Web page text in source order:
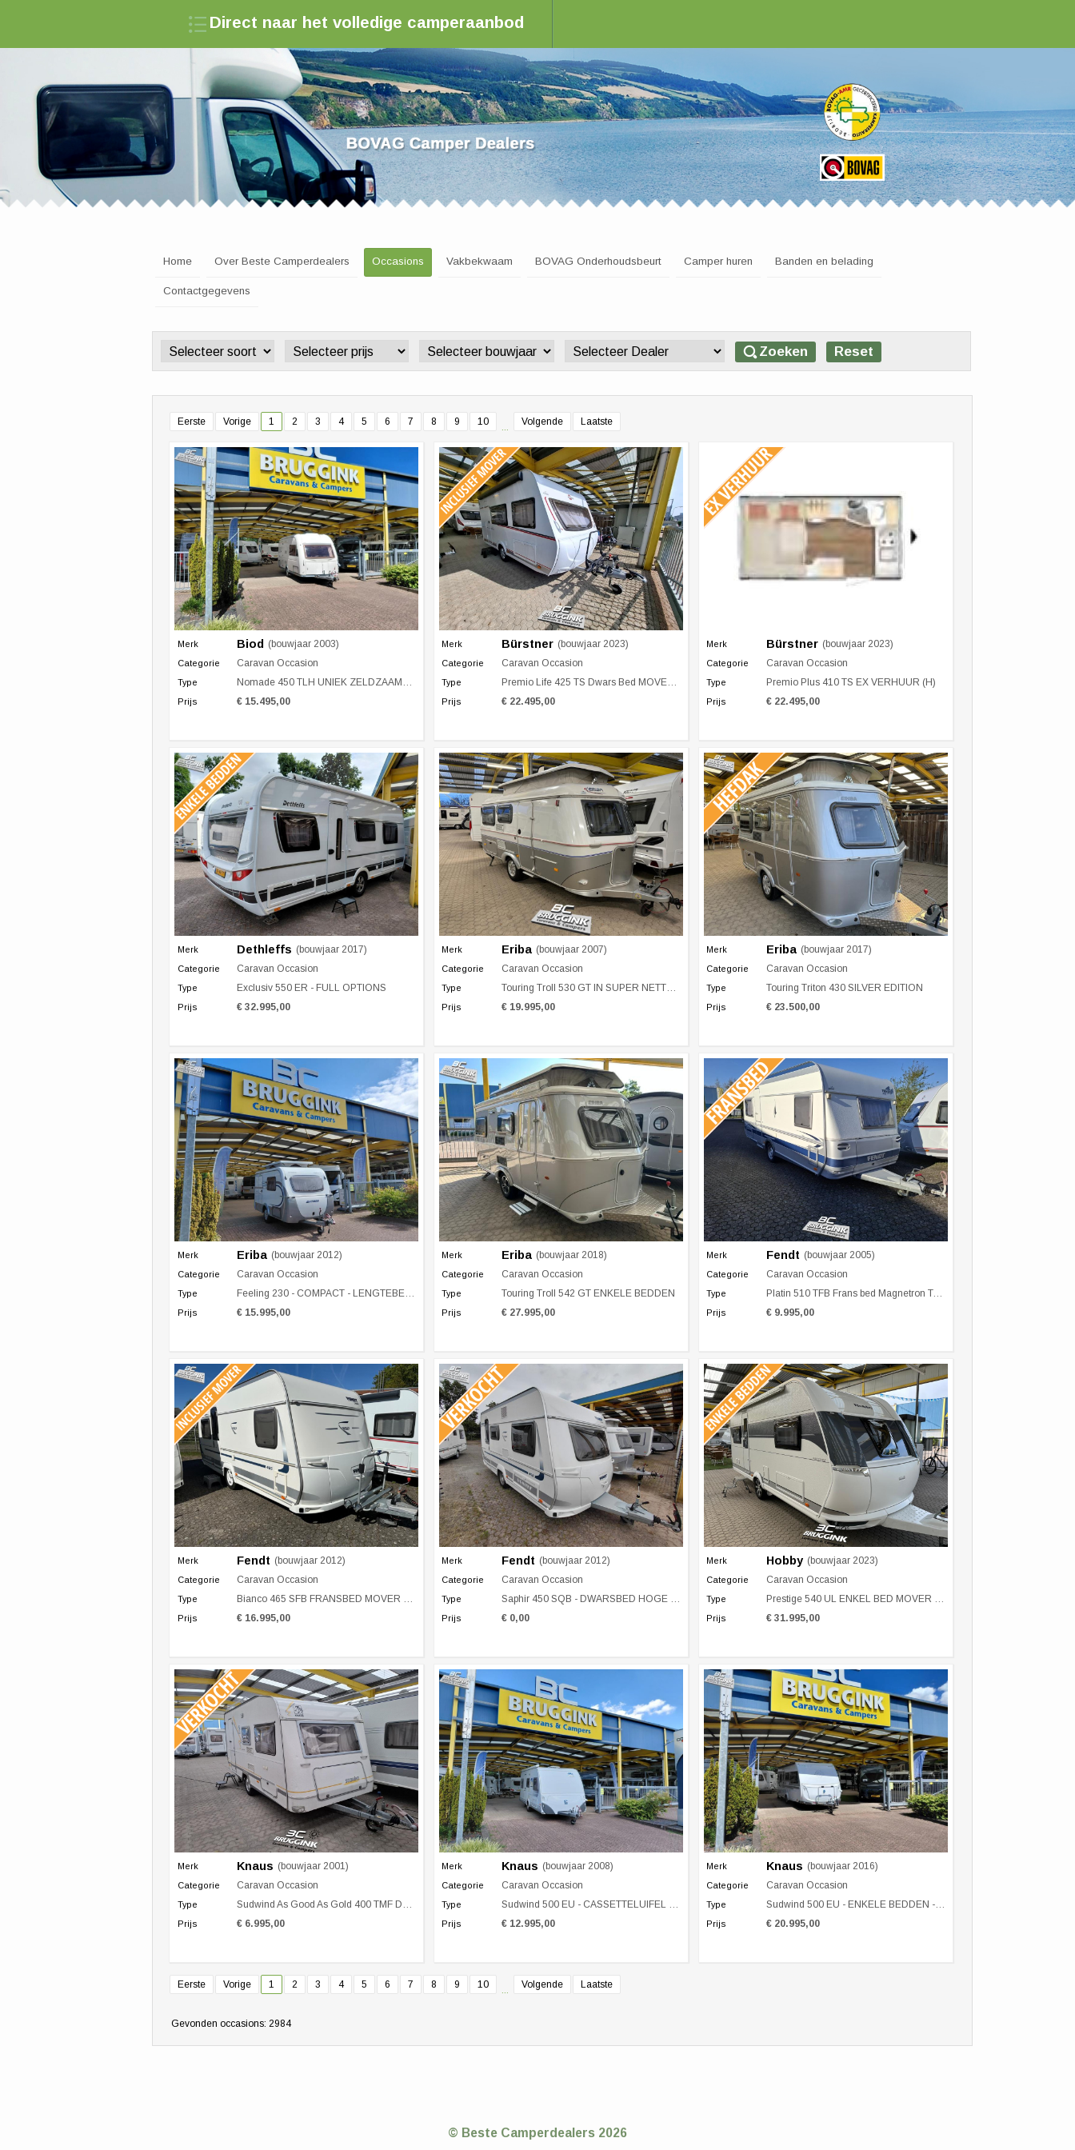
Direct naar het volledige camperaanbod
Zoek een camperdealer in Nederland
Home Over Beste Camperdealers Occasions Vakbekwaam BOVAG Onderhoudsbeurt Camper huren Banden en belading
Contactgegevens
Eerste Vorige 1 2 3 4 5 6 7 8 9 10 ... Volgende Laatste
Merk Biod (bouwjaar 2003)
Categorie Caravan Occasion
Type Nomade 450 TLH UNIEK ZELDZAAMHEID
Prijs € 15.495,00
Merk Bürstner (bouwjaar 2023)
Categorie Caravan Occasion
Type Premio Life 425 TS Dwars Bed MOVER LUIFEL
Prijs € 22.495,00
Merk Bürstner (bouwjaar 2023)
Categorie Caravan Occasion
Type Premio Plus 410 TS EX VERHUUR (H)
Prijs € 22.495,00
Merk Dethleffs (bouwjaar 2017)
Categorie Caravan Occasion
Type Exclusiv 550 ER - FULL OPTIONS
Prijs € 32.995,00
Merk Eriba (bouwjaar 2007)
Categorie Caravan Occasion
Type Touring Troll 530 GT IN SUPER NETTE STAAT!
Prijs € 19.995,00
Merk Eriba (bouwjaar 2017)
Categorie Caravan Occasion
Type Touring Triton 430 SILVER EDITION
Prijs € 23.500,00
Merk Eriba (bouwjaar 2012)
Categorie Caravan Occasion
Type Feeling 230 - COMPACT - LENGTEBEDDEN
Prijs € 15.995,00
Merk Eriba (bouwjaar 2018)
Categorie Caravan Occasion
Type Touring Troll 542 GT ENKELE BEDDEN
Prijs € 27.995,00
Merk Fendt (bouwjaar 2005)
Categorie Caravan Occasion
Type Platin 510 TFB Frans bed Magnetron Tent
Prijs € 9.995,00
Merk Fendt (bouwjaar 2012)
Categorie Caravan Occasion
Type Bianco 465 SFB FRANSBED MOVER + ISABELLA
Prijs € 16.995,00
Merk Fendt (bouwjaar 2012)
Categorie Caravan Occasion
Type Saphir 450 SQB - DWARSBED HOGE KOELKAST
Prijs € 0,00
Merk Hobby (bouwjaar 2023)
Categorie Caravan Occasion
Type Prestige 540 UL ENKEL BED MOVER LUIFEL
Prijs € 31.995,00
Merk Knaus (bouwjaar 2001)
Categorie Caravan Occasion
Type Sudwind As Good As Gold 400 TMF Dwars Bed Treinzit
Prijs € 6.995,00
Merk Knaus (bouwjaar 2008)
Categorie Caravan Occasion
Type Sudwind 500 EU - CASSETTELUIFEL - MOVER
Prijs € 12.995,00
Merk Knaus (bouwjaar 2016)
Categorie Caravan Occasion
Type Sudwind 500 EU - ENKELE BEDDEN - RONDZIT
Prijs € 20.995,00
Eerste Vorige 1 2 3 4 5 6 7 8 9 10 ... Volgende Laatste
Gevonden occasions: 2984
© Beste Camperdealers 2026